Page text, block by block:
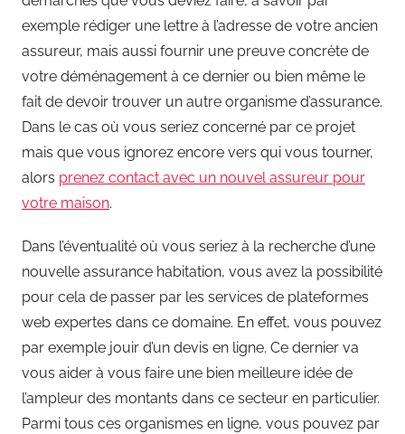
exemple rédiger une lettre à l’adresse de votre ancien
assureur, mais aussi fournir une preuve concrète de
votre déménagement à ce dernier ou bien même le
fait de devoir trouver un autre organisme d’assurance.
Dans le cas où vous seriez concerné par ce projet
mais que vous ignorez encore vers qui vous tourner,
alors prenez contact avec un nouvel assureur pour
votre maison.
Dans l’éventualité où vous seriez à la recherche d’une
nouvelle assurance habitation, vous avez la possibilité
pour cela de passer par les services de plateformes
web expertes dans ce domaine. En effet, vous pouvez
par exemple jouir d’un devis en ligne. Ce dernier va
vous aider à vous faire une bien meilleure idée de
l’ampleur des montants dans ce secteur en particulier.
Parmi tous ces organismes en ligne, vous pouvez par